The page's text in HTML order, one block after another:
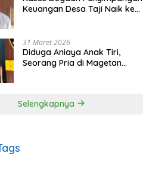
Keuangan Desa Taji Naik ke
31 Maret 2026
Diduga Aniaya Anak Tiri,
Seorang Pria di Magetan
Selengkapnya